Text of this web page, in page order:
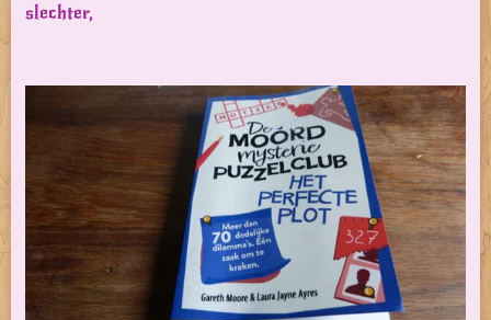
slechter,